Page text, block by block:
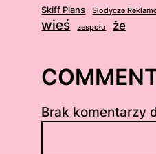
Skiff Plans Słodycze
wieś zespołu że
Brak komentarzy